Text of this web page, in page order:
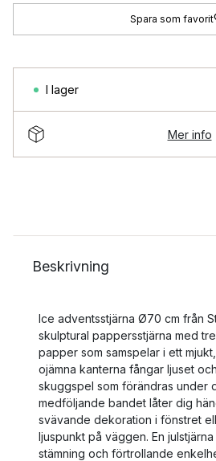
Spara som favorit
I lager
Mer info
Beskrivning
Ice adventsstjärna Ø70 cm från
skulptural pappersstjärna med
papper som samspelar i ett
ojämna kanterna fångar ljuset
skuggspel som förändras under
medföljande bandet låter dig
svävande dekoration i fönstret
ljuspunkt på väggen. En
stämning och förtrollande